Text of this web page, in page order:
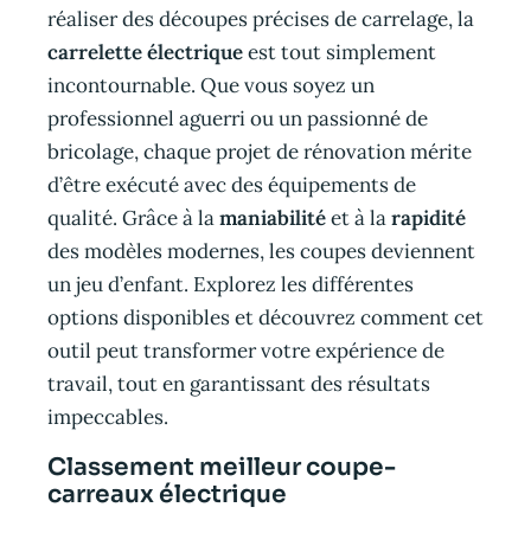
réaliser des découpes précises de carrelage, la
carrelette électriqueest tout simplement
incontournable. Que vous soyez un
professionnel aguerri ou un passionné de
bricolage, chaque projet de rénovation mérite
d’être exécuté avec des équipements de
qualité. Grâce à lamaniabilitéet à larapidité
des modèles modernes, les coupes deviennent
un jeu d’enfant. Explorez les différentes
options disponibles et découvrez comment cet
outil peut transformer votre expérience de
travail, tout en garantissant des résultats
impeccables.
Classement meilleur coupe-
carreaux électrique